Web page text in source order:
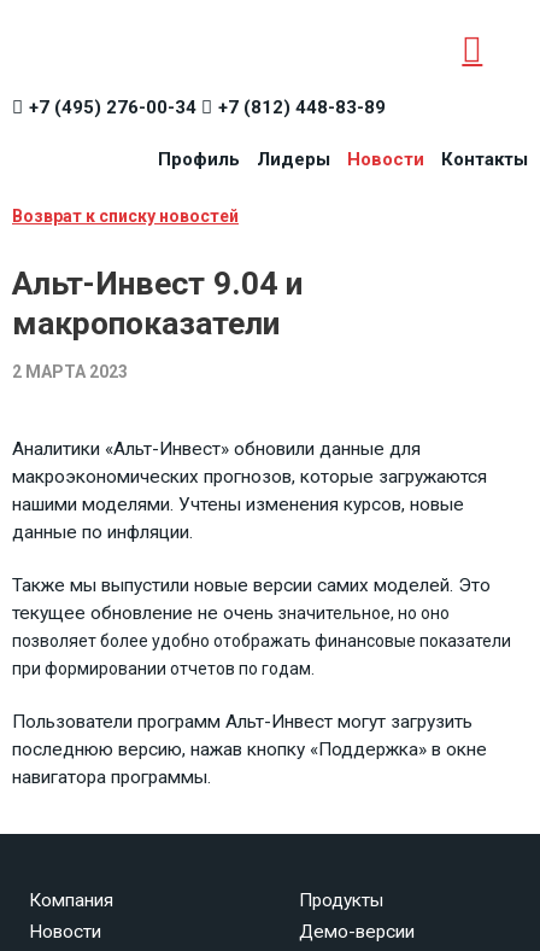
+7 (495) 276-00-34 +7 (812) 448-83-89
Профиль Лидеры Новости Контакты
Возврат к списку новостей
Альт-Инвест 9.04 и
макропоказатели
2 МАРТА 2023
Аналитики «Альт-Инвест» обновили данные для
макроэкономических прогнозов, которые загружаются
нашими моделями. Учтены изменения курсов, новые
данные по инфляции.
Также мы выпустили новые версии самих моделей. Это
текущее обновление не очень значительное, но оно
позволяет более удобно отображать финансовые показатели
при формировании отчетов по годам.
Пользователи программ Альт-Инвест могут загрузить
последнюю версию, нажав кнопку «Поддержка» в окне
навигатора программы.
Компания
Новости
Продукты
Демо-версии